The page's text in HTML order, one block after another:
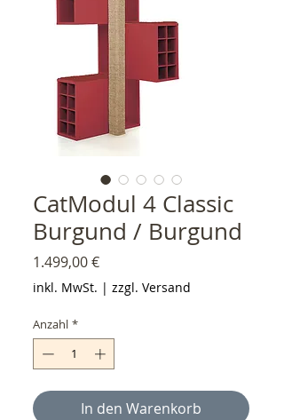
CatModul 4 Classic
Burgund / Burgund
1.499,00 €Preis
inkl. MwSt. | zzgl. Versand
Anzahl *
In den Warenkorb